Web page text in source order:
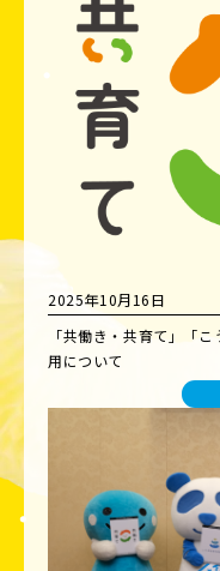
2025年10月16日
「共働き・共育て」「
用について